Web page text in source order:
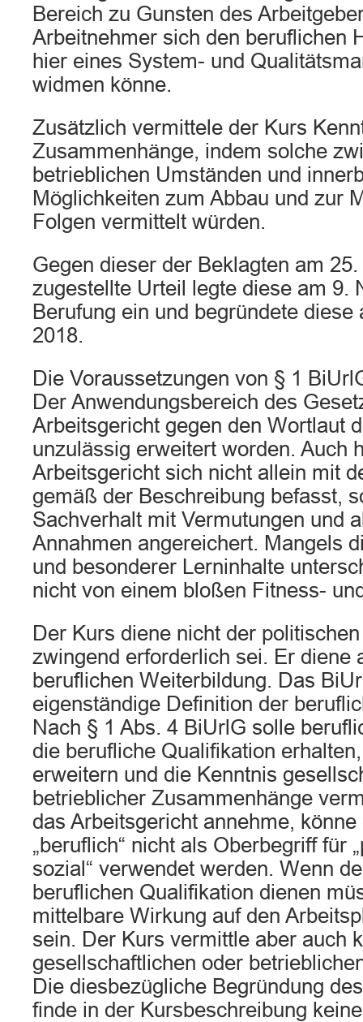
Bereich zu Gunsten des
Arbeitnehmer sich den beruflichen
hier eines System- und
widmen könne.
Zusätzlich vermittele der Kurs
Zusammenhänge, indem solche
betrieblichen Umständen und
Möglichkeiten zum Abbau und zur
Folgen vermittelt würden.
Gegen dieser der Beklagten am
zugestellte Urteil legte diese am 9.
Berufung ein und begründete
2018.
Die Voraussetzungen von § 1
Der Anwendungsbereich des
Arbeitsgericht gegen den Wortlaut
unzulässig erweitert worden. Auch
Arbeitsgericht sich nicht allein mit
gemäß der Beschreibung befasst,
Sachverhalt mit Vermutungen und
Annahmen angereichert. Mangels
und besonderer Lerninhalte
nicht von einem bloßen Fitness-
Der Kurs diene nicht der
zwingend erforderlich sei. Er diene
beruflichen Weiterbildung. Das
eigenständige Definition der
Nach § 1 Abs. 4 BiUrlG solle
die berufliche Qualifikation
erweitern und die Kenntnis
betrieblicher Zusammenhänge
das Arbeitsgericht annehme,
„beruflich“ nicht als Oberbegriff für
sozial“ verwendet werden. Wenn
beruflichen Qualifikation dienen
mittelbare Wirkung auf den
sein. Der Kurs vermittle aber auch
gesellschaftlichen oder
Die diesbezügliche Begründung
finde in der Kursbeschreibung